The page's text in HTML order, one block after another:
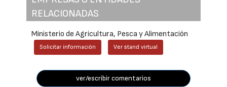
RELACIONADAS
Ministerio de Agricultura, Pesca y Alimentación
Solicitar información Ver stand virtual
ver/escribir comentarios